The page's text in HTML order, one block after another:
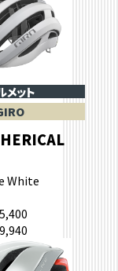
メット
White